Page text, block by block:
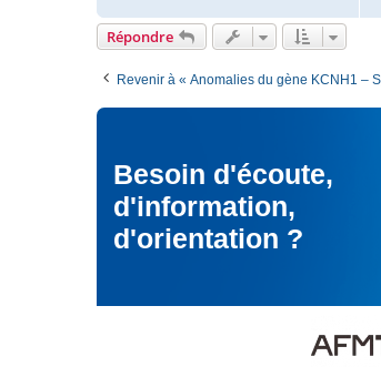
e
o
t
e
u
r
Répondre
Revenir à « Anomalies du gène KCNH1 –
Besoin d'écoute,
d'information,
d'orientation ?